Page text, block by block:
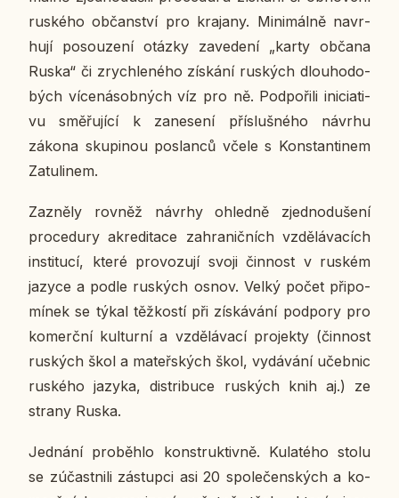
rus­ké­ho ob­čan­ství pro kra­ja­ny. Mi­ni­mál­ně na­vr­
hu­jí po­sou­ze­ní otázky za­ve­de­ní „karty občana
Ruska“ či zrych­le­né­ho zís­ká­ní rus­kých dlou­ho­do­
bých ví­ce­ná­sob­ných víz pro ně. Pod­po­ři­li ini­ci­a­ti­
vu smě­řu­jí­cí k za­ne­se­ní pří­sluš­né­ho návrhu
zákona sku­pi­nou po­slan­ců včele s Kon­stan­ti­nem
Za­tu­li­nem.
Za­zně­ly rovněž návrhy ohled­ně zjed­no­du­še­ní
pro­cedu­ry akre­di­ta­ce za­hra­nič­ních vzdě­lá­va­cích
in­sti­tu­cí, které pro­vo­zu­jí svoji čin­nost v ruském
jazyce a podle rus­kých osnov. Velký počet při­po­
mí­nek se týkal těž­kos­tí při zís­ká­vá­ní pod­po­ry pro
ko­merč­ní kul­tur­ní a vzdě­lá­va­cí pro­jek­ty (čin­nost
rus­kých škol a ma­teř­ských škol, vy­dá­vá­ní učeb­nic
rus­ké­ho jazyka, dis­tri­buce rus­kých knih aj.) ze
strany Ruska.
Jed­ná­ní pro­běh­lo kon­struk­tiv­ně. Ku­la­té­ho stolu
se zú­čast­ni­li zá­stup­ci asi 20 spo­le­čen­ských a ko­